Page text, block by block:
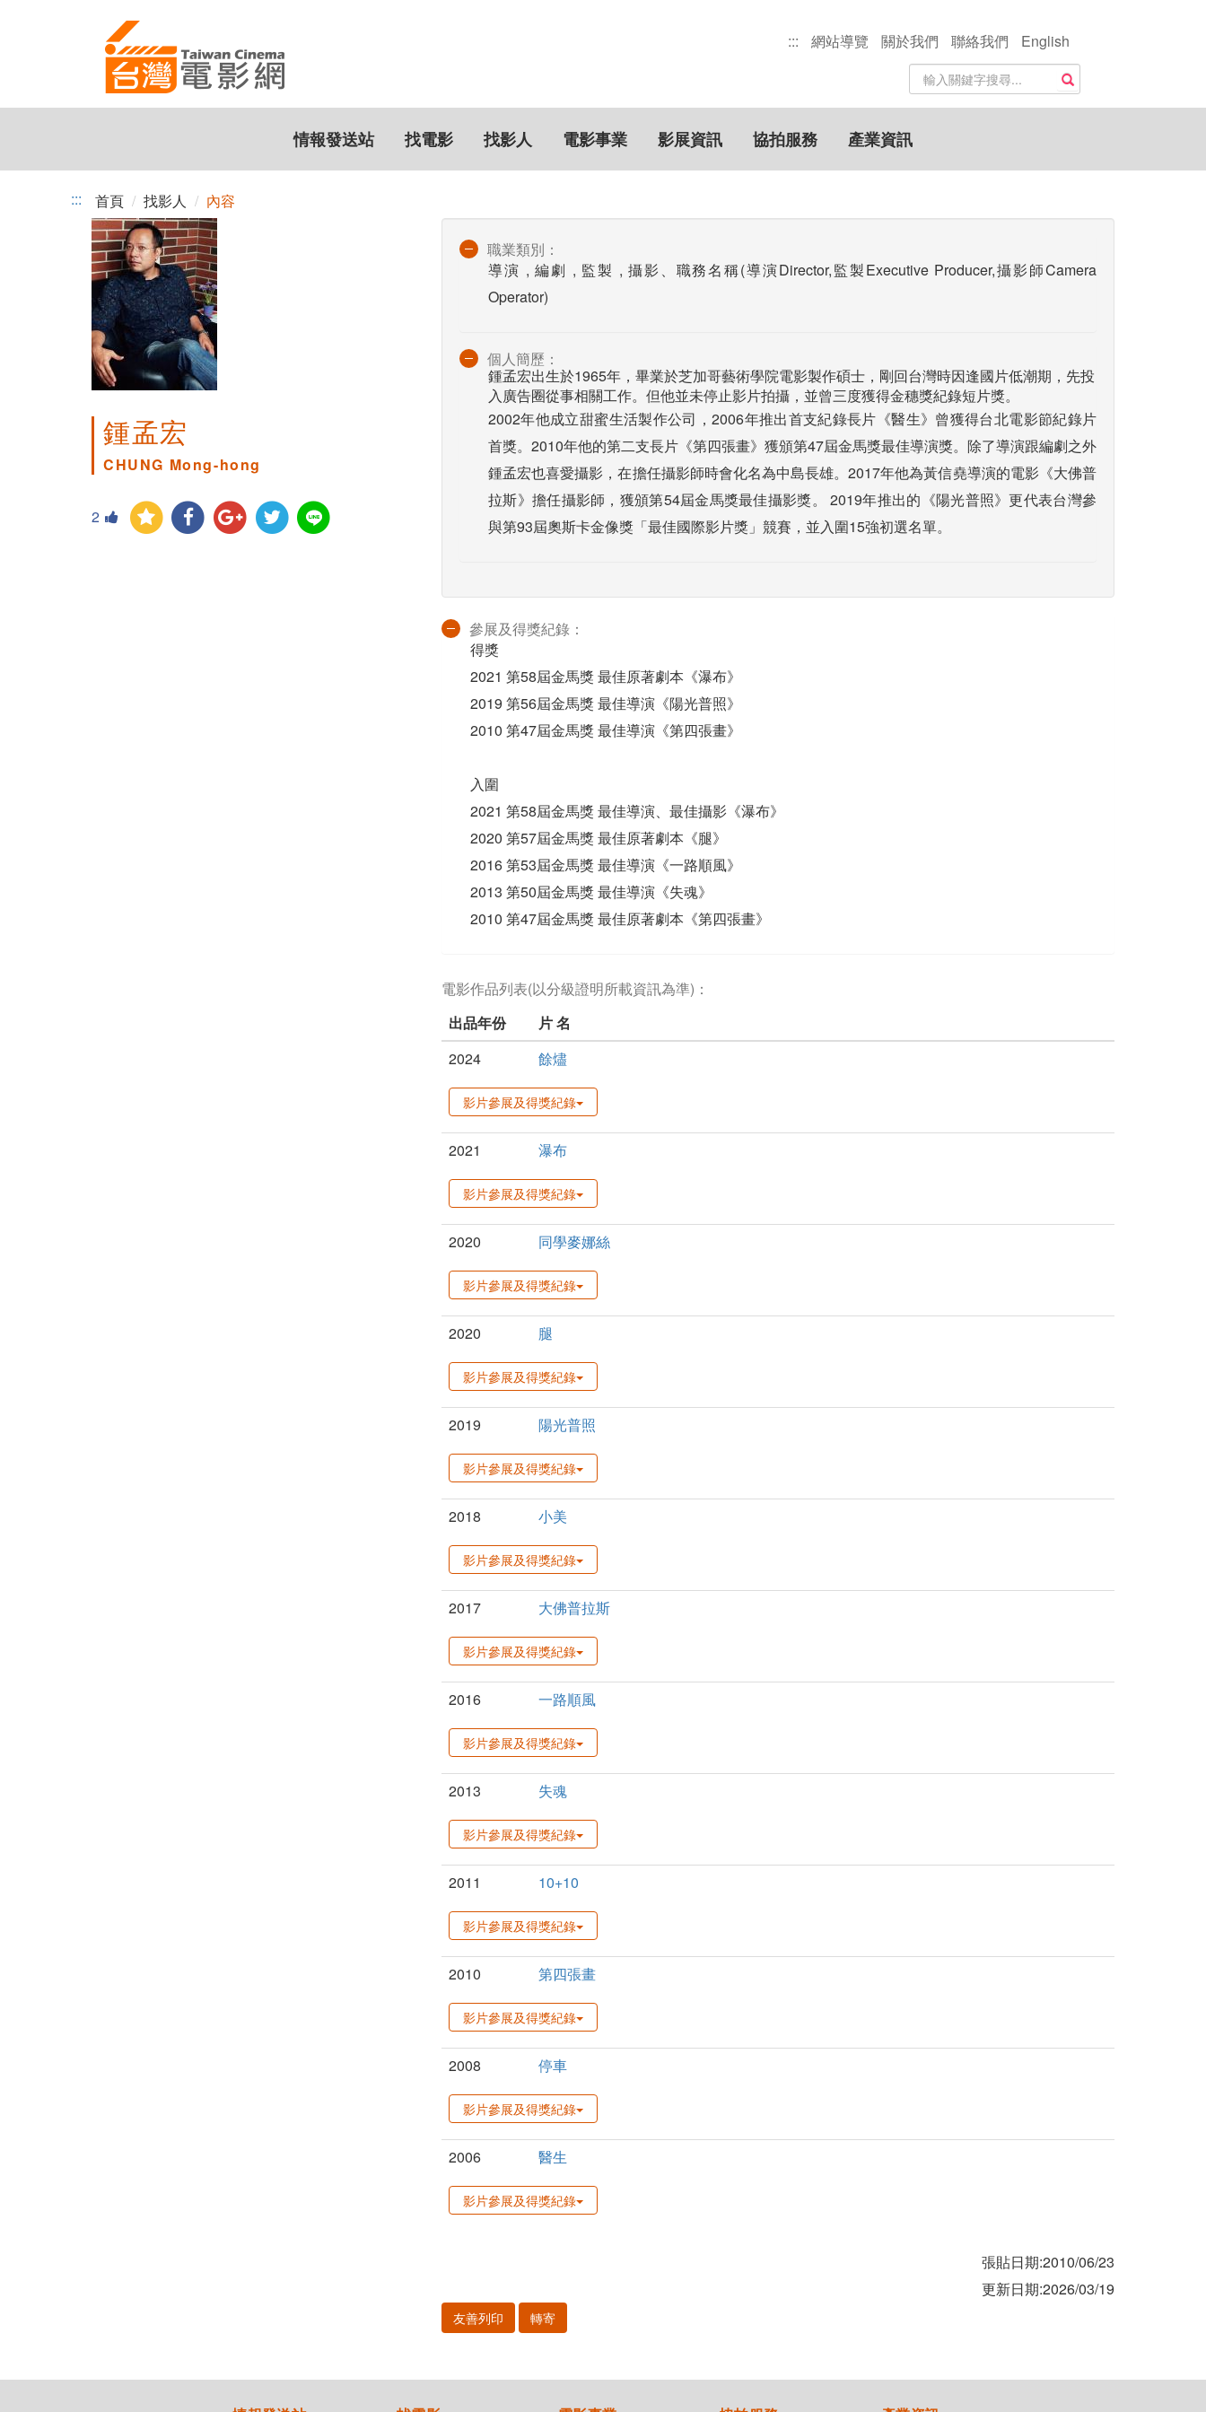
::: 網站導覽 關於我們 聯絡我們
English
站
內
搜
尋
關
鍵
搜尋
情報發送站 找電影 找影人 電影事業 影展資訊 協拍服務 產業資訊
::: 首頁 找影人 內容
鍾孟宏
CHUNG Mong-hong
2
職業類別：
導演 , 編劇 , 監製 , 攝影、職務名稱(導演Director,監製Executive Producer,攝影師Camera
Operator)
個人簡歷：
鍾孟宏出生於1965年，畢業於芝加哥藝術學院電影製作碩士，剛回台灣時因逢國片低潮期，先投
入廣告圈從事相關工作。但他並未停止影片拍攝，並曾三度獲得金穗獎紀錄短片獎。
2002年他成立甜蜜生活製作公司，2006年推出首支紀錄長片《醫生》曾獲得台北電影節紀錄片
首獎。2010年他的第二支長片《第四張畫》獲頒第47屆金馬獎最佳導演獎。除了導演跟編劇之外
鍾孟宏也喜愛攝影，在擔任攝影師時會化名為中島長雄。2017年他為黃信堯導演的電影《大佛普
拉斯》擔任攝影師，獲頒第54屆金馬獎最佳攝影獎。 2019年推出的《陽光普照》更代表台灣參
與第93屆奧斯卡金像獎「最佳國際影片獎」競賽，並入圍15強初選名單。
參展及得獎紀錄：
得獎
2021 第58屆金馬獎 最佳原著劇本《瀑布》
2019 第56屆金馬獎 最佳導演《陽光普照》
2010 第47屆金馬獎 最佳導演《第四張畫》
入圍
2021 第58屆金馬獎 最佳導演、最佳攝影《瀑布》
2020 第57屆金馬獎 最佳原著劇本《腿》
2016 第53屆金馬獎 最佳導演《一路順風》
2013 第50屆金馬獎 最佳導演《失魂》
2010 第47屆金馬獎 最佳原著劇本《第四張畫》
電影作品列表(以分級證明所載資訊為準)：
出品年份
片 名
2024
餘燼
影片參展及得獎紀錄
2021 瀑布
影片參展及得獎紀錄
2020 同學麥娜絲
影片參展及得獎紀錄
2020 腿
影片參展及得獎紀錄
2019 陽光普照
影片參展及得獎紀錄
2018 小美
影片參展及得獎紀錄
2017 大佛普拉斯
影片參展及得獎紀錄
2016 一路順風
影片參展及得獎紀錄
2013 失魂
影片參展及得獎紀錄
2011 10+10
影片參展及得獎紀錄
2010 第四張畫
影片參展及得獎紀錄
2008 停車
影片參展及得獎紀錄
2006 醫生
影片參展及得獎紀錄
張貼日期:2010/06/23
更新日期:2026/03/19
友善列印 轉寄